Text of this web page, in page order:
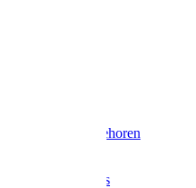
Slede toebehoren
Composters